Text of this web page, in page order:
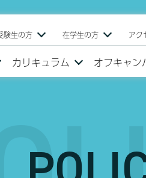
験生の方 在学生の方 アク
カリキュラム オフキャン